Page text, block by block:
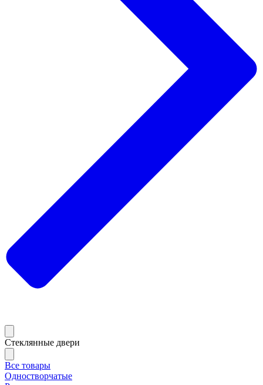
Стеклянные двери
Все товары
Одностворчатые